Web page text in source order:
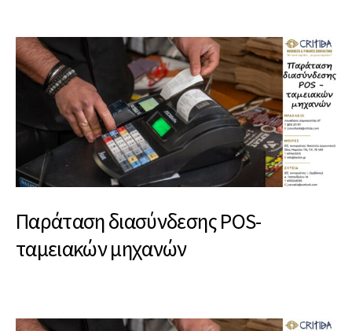
Παράταση διασύνδεσης POS-
ταμειακών μηχανών